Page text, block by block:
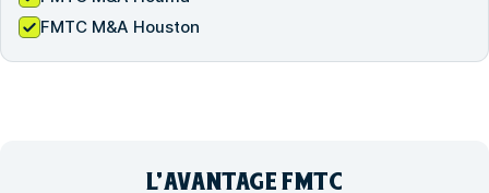
FMTC M&A Houston
L'AVANTAGE FMTC